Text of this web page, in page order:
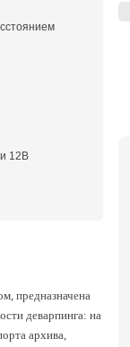
12В
предназначена
деварпинга: на
архива,